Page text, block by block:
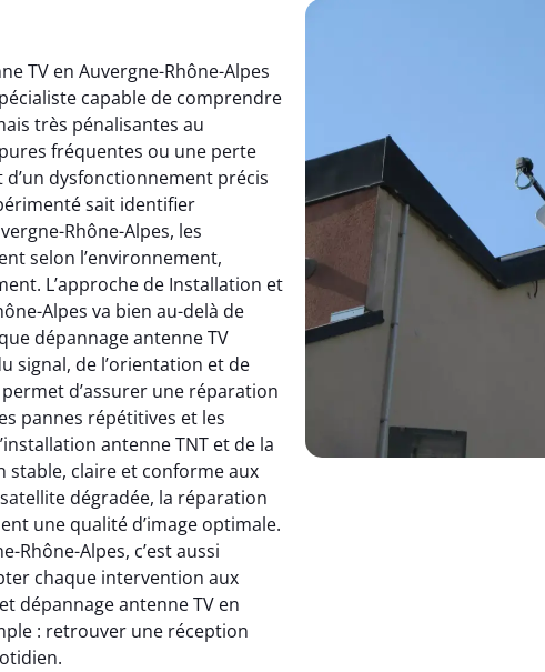
TV en Auvergne-Rhône-Alpes
capable de comprendre
très pénalisantes au
fréquentes ou une perte
dysfonctionnement précis
sait identifier
Rhône-Alpes, les
selon l’environnement,
L’approche de Installation et
Alpes va bien au-delà de
dépannage antenne TV
signal, de l’orientation et de
d’assurer une réparation
pannes répétitives et les
antenne TNT et de la
stable, claire et conforme aux
dégradée, la réparation
une qualité d’image optimale.
Rhône-Alpes, c’est aussi
chaque intervention aux
dépannage antenne TV en
: retrouver une réception